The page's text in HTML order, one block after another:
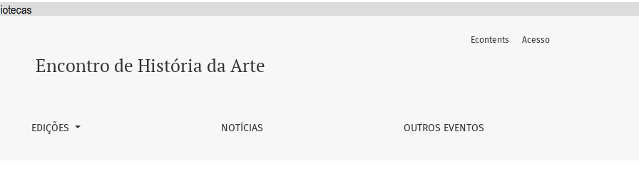
Encontro de História da Arte
EDIÇÕES NOTÍCIAS OUTROS EVENTOS
Econtents Acesso